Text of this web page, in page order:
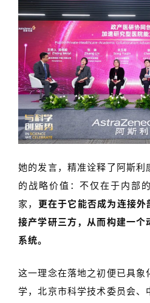
她的发言，精准诠释了 阿斯利
的战略价值：不仅在于内部
家， 更在于它能否成为连接外
接产学研三方，从而构建一个
系统。
这一理念在落地之初便已具象
学，北京市科学技术委员会、